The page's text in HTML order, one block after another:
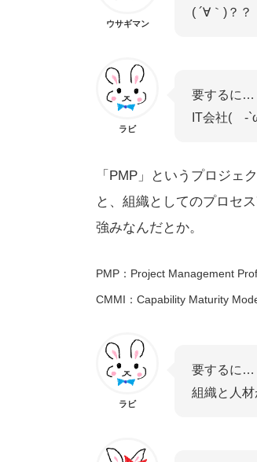
ウサギマン
( ´∀｀)？？
ラビ
要するに…
IT会社( -
「PMP」というプロジェ
と、組織としてのプロセ
強みなんだとか。
PMP：Project Management
CMMI：Capability Maturity
ラビ
要するに…
組織と人